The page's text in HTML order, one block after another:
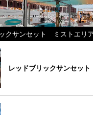
クサンセット ミストエリ
レッドブリックサンセッ